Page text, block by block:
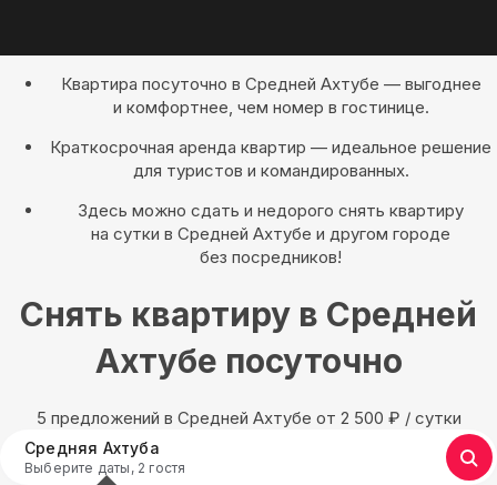
Квартира посуточно в Средней Ахтубе — выгоднее
и комфортнее, чем номер в гостинице.
Краткосрочная аренда квартир — идеальное решение
для туристов и командированных.
Здесь можно сдать и недорого снять квартиру
на сутки в Средней Ахтубе и другом городе
без посредников!
Снять квартиру в Средней
Ахтубе посуточно
5 предложений в Средней Ахтубе oт 2 500 ₽ / сутки
Средняя Ахтуба
Выберите даты, 2 гостя